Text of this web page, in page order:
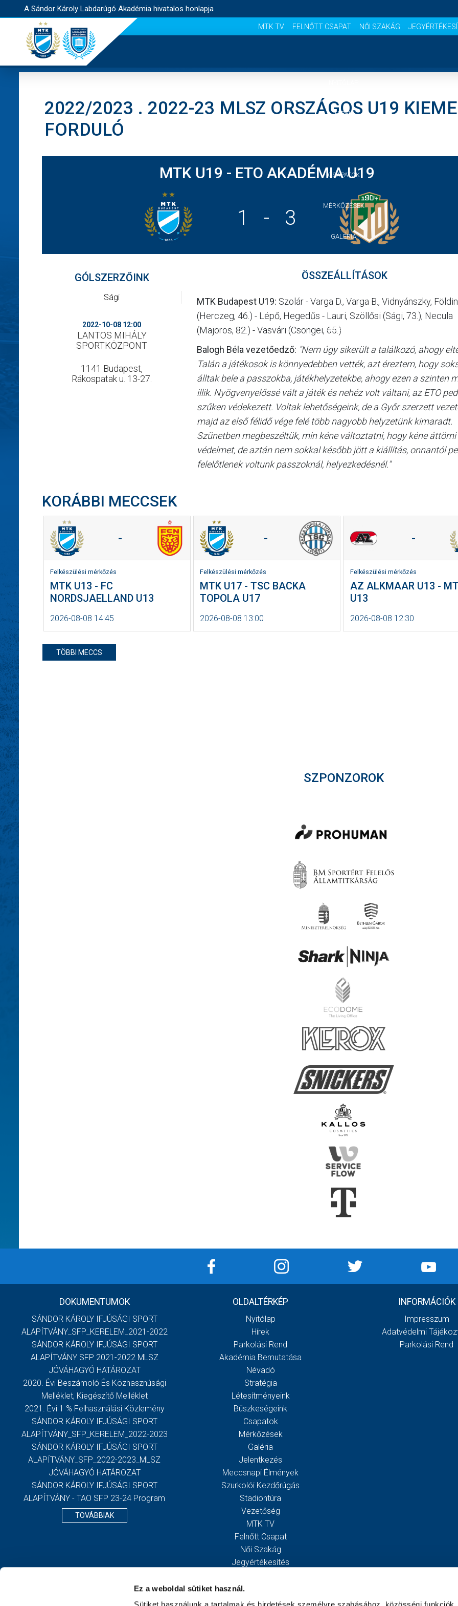
Ez a weboldal sütiket használ.
A Sándor Károly Labdarúgó Akadémia hivatalos honlapja
MTK TV FELNŐTT CSAPAT NŐI SZAKÁG
HÍREK
CSAPATOK
MÉRKŐZÉSEK
GALÉRIA
SZURKOLÓI ÉLMÉNYEK
VEZETŐSÉG
2022/2023 . 2022-23 MLSZ ORSZÁGOS U19
FORDULÓ
MTK U19 - ETO AKADÉMIA U19
1 - 3
GÓLSZERZŐINK
Sági
2022-10-08 12:00
LANTOS MIHÁLY
SPORTKÖZPONT
1141 Budapest,
Rákospatak u. 13-27.
ÖSSZEÁLLÍTÁSOK
MTK Budapest U19: Szolár - Varga D., Varga B., Vidnyánszky,
(Herczeg, 46.) - Lépő, Hegedűs - Lauri, Szöllősi (Sági, 73.), Necula
(Majoros, 82.) - Vasvári (Csöngei, 65.)
Balogh Béla vezetőedző: "Nem úgy sikerült a találkozó, ahogy
Talán a játékosok is könnyedebben vették, azt éreztem, hogy
álltak bele a passzokba, játékhelyzetekbe, ahogy ezen a szinten
illik. Nyögvenyelőssé vált a játék és nehéz volt váltani, az ETO
szűken védekezett. Voltak lehetőségeink, de a Győr szerzett
majd az első félidő vége felé több nagyobb helyzetünk kimaradt.
Szünetben megbeszéltük, min kéne változtatni, hogy kéne áttörni
védelmet, de aztán nem sokkal később jött a kiállítás, onnantól
felelőtlenek voltunk passzoknál, helyezkedésnél."
KORÁBBI MECCSEK
-
Felkészülési mérkőzés
MTK U13 - FC
NORDSJAELLAND U13
2026-08-08 14:45
-
Felkészülési mérkőzés
MTK U17 - TSC BACKA
TOPOLA U17
2026-08-08 13:00
-
Felkészülési mérkőzés
AZ ALKMAAR U13 -
U13
2026-08-08 12:30
TÖBBI MECCS
SZPONZOROK
DOKUMENTUMOK
SÁNDOR KÁROLY IFJÚSÁGI SPORT
ALAPÍTVÁNY_SFP_KERELEM_2021-2022
SÁNDOR KÁROLY IFJÚSÁGI SPORT
ALAPÍTVÁNY SFP 2021-2022 MLSZ
JÓVÁHAGYÓ HATÁROZAT
2020. Évi Beszámoló És Közhasznúsági
Melléklet, Kiegészítő Melléklet
2021. Évi 1 % Felhasználási Közlemény
SÁNDOR KÁROLY IFJÚSÁGI SPORT
ALAPÍTVÁNY_SFP_KERELEM_2022-2023
SÁNDOR KÁROLY IFJÚSÁGI SPORT
ALAPÍTVÁNY_SFP_2022-2023_MLSZ
JÓVÁHAGYÓ HATÁROZAT
SÁNDOR KÁROLY IFJÚSÁGI SPORT
ALAPÍTVÁNY - TAO SFP 23-24 Program
TOVÁBBIAK
OLDALTÉRKÉP
Nyitólap
Hírek
Parkolási Rend
Akadémia Bemutatása
Névadó
Stratégia
Létesítményeink
Büszkeségeink
Csapatok
Mérkőzések
Galéria
Jelentkezés
Meccsnapi Élmények
Szurkolói Kezdőrúgás
Stadiontúra
Vezetőség
MTK TV
Felnőtt Csapat
Női Szakág
Jegyértékesítés
Egyesület
INFORMÁCIÓK
Impresszum
Adatvédelmi
Parkolási Rend